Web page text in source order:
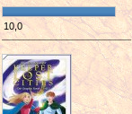
10,0
¯¯¯¯¯¯¯¯¯¯¯¯¯¯¯¯¯¯¯¯¯¯¯¯